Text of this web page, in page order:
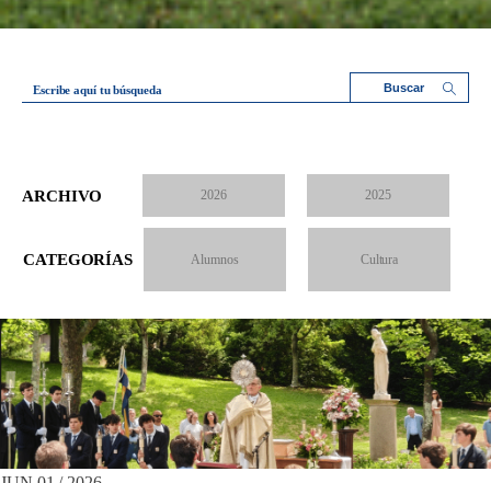
Escribe aquí tu búsqueda
ARCHIVO 2026 2025
CATEGORÍAS Alumnos Cultura